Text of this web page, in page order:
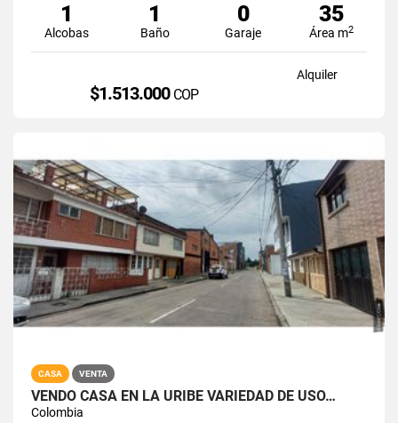
1
Alcobas
1
Baño
0
Garaje
35
Área m2
Alquiler
$1.513.000 COP
CASA VENTA
VENDO CASA EN LA URIBE VARIEDAD DE USO…
Colombia